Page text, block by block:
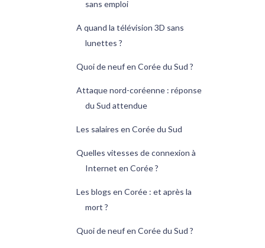
sans emploi
A quand la télévision 3D sans
lunettes ?
Quoi de neuf en Corée du Sud ?
Attaque nord-coréenne : réponse
du Sud attendue
Les salaires en Corée du Sud
Quelles vitesses de connexion à
Internet en Corée ?
Les blogs en Corée : et après la
mort ?
Quoi de neuf en Corée du Sud ?